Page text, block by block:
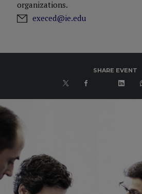
organizations.
execed@ie.edu
SHARE EVENT